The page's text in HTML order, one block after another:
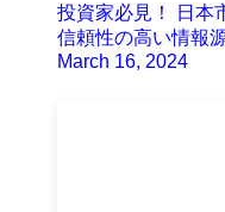
投資家必見！ 日本
信頼性の高い情報
March 16, 2024